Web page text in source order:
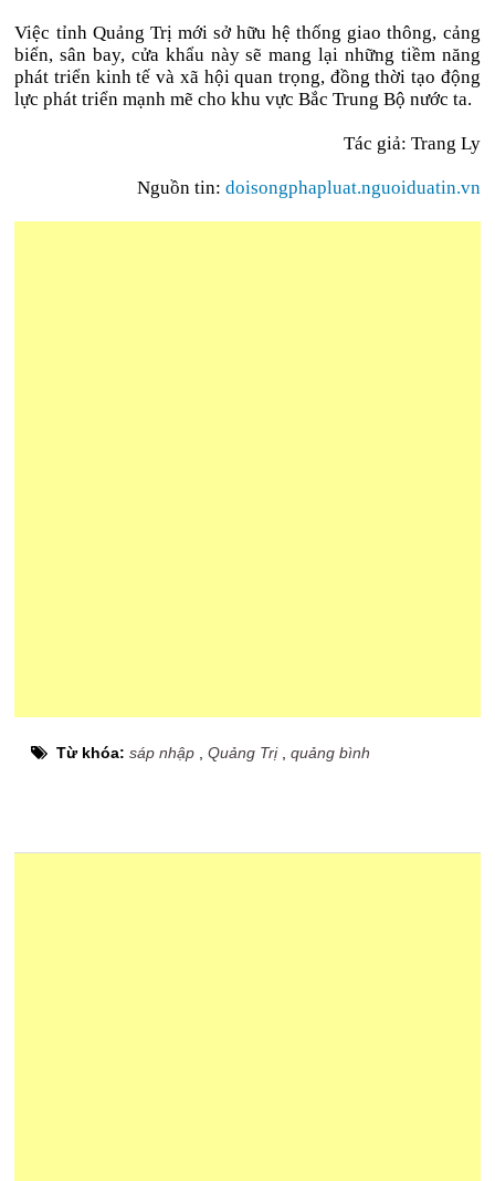
Việc tỉnh Quảng Trị mới sở hữu hệ thống giao thông, cảng
biển, sân bay, cửa khẩu này sẽ mang lại những tiềm năng
phát triển kinh tế và xã hội quan trọng, đồng thời tạo động
lực phát triển mạnh mẽ cho khu vực Bắc Trung Bộ nước ta.
Tác giả: Trang Ly
Nguồn tin: doisongphapluat.nguoiduatin.vn
Từ khóa:sáp nhập ,Quảng Trị,quảng bình